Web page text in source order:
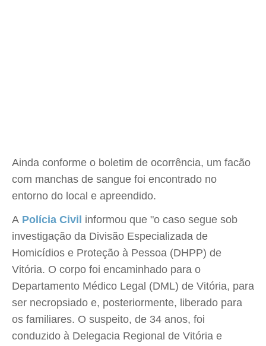
Ainda conforme o boletim de ocorrência, um facão
com manchas de sangue foi encontrado no
entorno do local e apreendido.
A Polícia Civil informou que "o caso segue sob
investigação da Divisão Especializada de
Homicídios e Proteção à Pessoa (DHPP) de
Vitória. O corpo foi encaminhado para o
Departamento Médico Legal (DML) de Vitória, para
ser necropsiado e, posteriormente, liberado para
os familiares. O suspeito, de 34 anos, foi
conduzido à Delegacia Regional de Vitória e